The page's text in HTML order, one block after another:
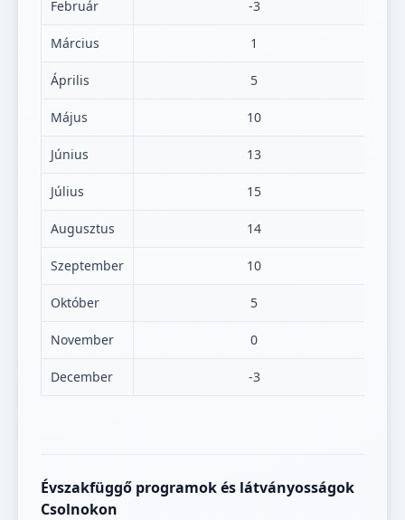
Február -3
Március 1
Április 5
Május 10
Június 13
Július 15
Augusztus 14
Szeptember 10
Október 5
November 0
December -3
Évszakfüggő programok és látványosságok
Csolnokon